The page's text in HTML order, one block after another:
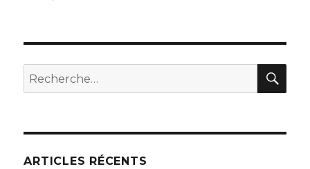
Recherche
pour
ARTICLES RÉCENTS